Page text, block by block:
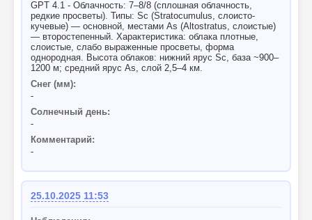
GPT 4.1 - Облачность: 7–8/8 (сплошная облачность,
редкие просветы). Типы: Sc (Stratocumulus, слоисто-
кучевые) — основной, местами As (Altostratus, слоистые)
— второстепенный. Характеристика: облака плотные,
слоистые, слабо выраженные просветы, форма
однородная. Высота облаков: нижний ярус Sc, база ~900–
1200 м; средний ярус As, слой 2,5–4 км.
Снег (мм):
-
Солнечный день:
-
Комментарий:
-
25.10.2025 11:53